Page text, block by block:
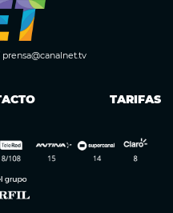
prensa@canalnet.tv
TARIFAS